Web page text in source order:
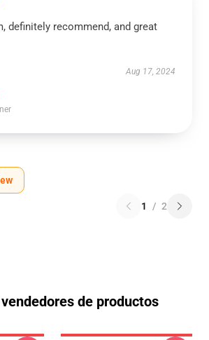
definitely recommend, and great
Aug 17, 2024
1 / 2
de productos